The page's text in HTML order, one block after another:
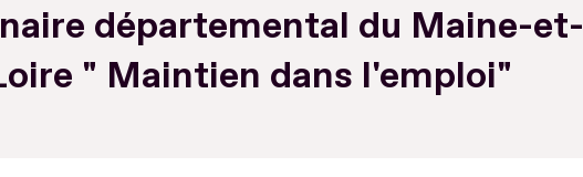
départemental du Maine-et-
" Maintien dans l'emploi"